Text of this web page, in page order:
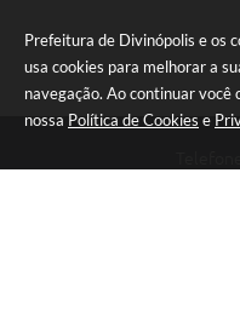
Prefeitura de Divinópolis e os
usa cookies para melhorar a
navegação. Ao continuar você
nossa Política de Cookies e